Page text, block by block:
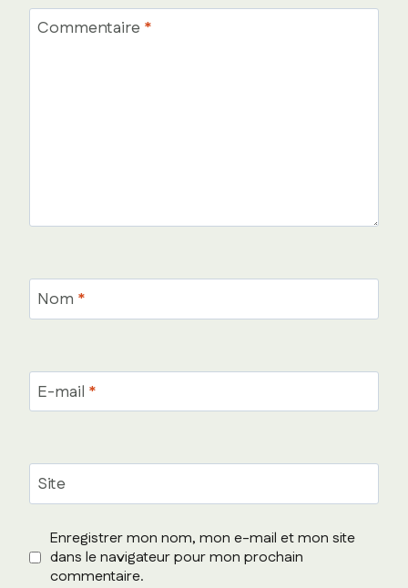
Commentaire*
Nom *
E-mail *
Site
Enregistrer mon nom, mon e-mail et mon site
dans le navigateur pour mon prochain
commentaire.